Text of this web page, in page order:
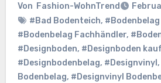
Von Fashion-WohnTrend
#Bad Bodenteich,
#Bodenbelag Fachhändler,
#Designboden, #Designboden
#Designbodenbelag, #Designvinyl ,
Bodenbelag, #Designvinyl